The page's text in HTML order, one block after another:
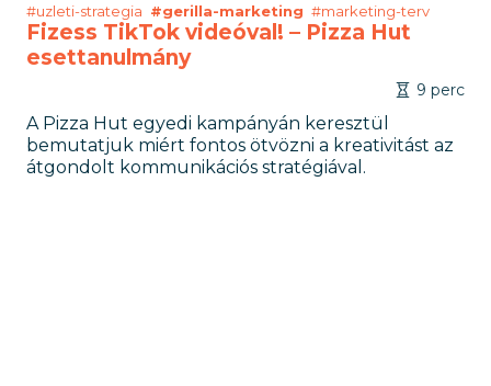
#uzleti-strategia #gerilla-marketing #marketing-terv
Fizess TikTok videóval! – Pizza Hut
esettanulmány
9 perc
A Pizza Hut egyedi kampányán keresztül
bemutatjuk miért fontos ötvözni a kreativitást az
átgondolt kommunikációs stratégiával.